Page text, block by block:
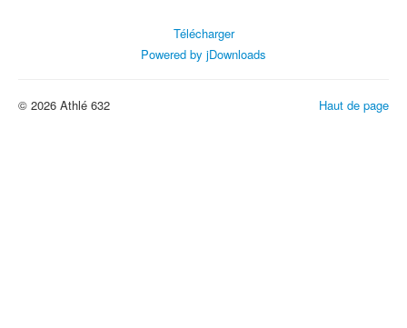
Télécharger
Powered by jDownloads
Haut de page
© 2026 Athlé 632